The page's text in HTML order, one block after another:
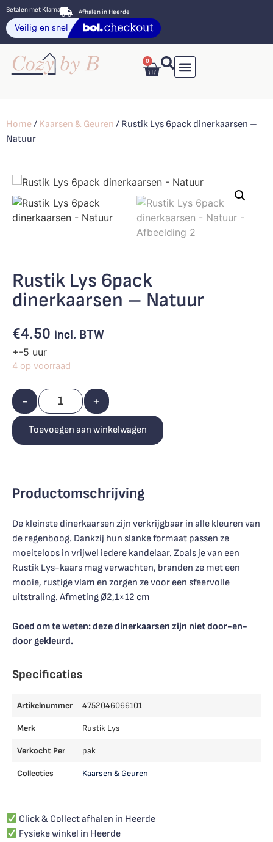
Betalen met Klarna Afhalen in Heerde
0
Home/ Kaarsen & Geuren / Rustik Lys 6pack dinerkaarsen –
Natuur
Rustik Lys 6pack
dinerkaarsen – Natuur
€4.50 incl. BTW
+-5 uur
4 op voorraad
- +
Toevoegen aan winkelwagen
Productomschrijving
De kleinste dinerkaarsen zijn verkrijgbaar in alle kleuren van
de regenboog. Dankzij hun slanke formaat passen ze
moeiteloos in vrijwel iedere kandelaar. Zoals je van een
Rustik Lys-kaars mag verwachten, branden ze met een
mooie, rustige vlam en zorgen ze voor een sfeervolle
uitstraling. Afmeting Ø2,1×12 cm
Goed om te weten: deze dinerkaarsen zijn niet door-en-
door gekleurd.
Specificaties
Artikelnummer 4752046066101
Merk Rustik Lys
Verkocht Per pak
Collecties Kaarsen & Geuren
Click & Collect afhalen in Heerde
Fysieke winkel in Heerde